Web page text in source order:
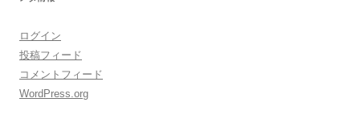
ログイン
投稿フィード
コメントフィード
WordPress.org